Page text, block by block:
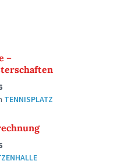
–
TENNISPLATZ